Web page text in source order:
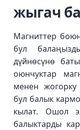
жыгач
Магниттер
бул
дүйнөсүнө
оюнчуктар
менен жогорку
бул балык
кылат. Ошол
балыктарды